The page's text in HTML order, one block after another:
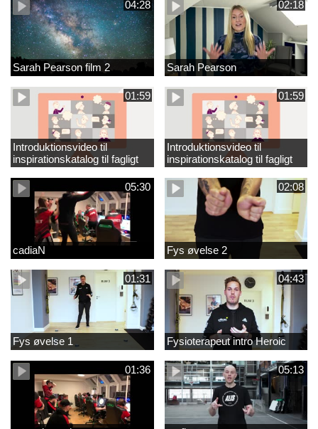
04:28
Sarah Pearson film 2
02:18
Sarah Pearson
01:59
Introduktionsvideo til
inspirationskatalog til fagligt
løft_tilrettet
01:59
Introduktionsvideo til
inspirationskatalog til fagligt
løft
05:30
cadiaN
02:08
Fys øvelse 2
01:31
Fys øvelse 1
04:43
Fysioterapeut intro Heroic
01:36 05:13